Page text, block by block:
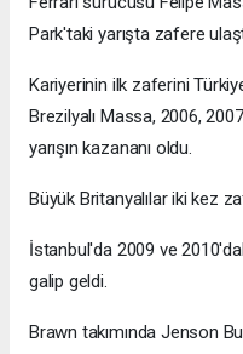
Park'taki yarışta zafere
Kariyerinin ilk zaferini
Brezilyalı Massa, 2006,
yarışın kazananı oldu.
Büyük Britanyalılar iki kez
İstanbul'da 2009 ve
galip geldi.
Brawn takımında Jenson